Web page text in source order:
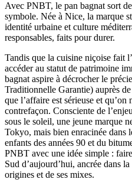
Avec PNBT, le pan bagnat sort
symbole. Née à Nice, la marque
identité urbaine et culture
responsables, faits pour durer.
Tandis que la cuisine niçoise fait
accéder au statut de patrimoine
bagnat aspire à décrocher le
Traditionnelle Garantie) auprès
que l’affaire est sérieuse et
contrefaçon. Consciente de
sous le soleil, une jeune marque
Tokyo, mais bien enracinée dans
enfants des années 90 et du
PNBT avec une idée simple :
Sud d’aujourd’hui, ancrée dans
origines et de ses mixes.